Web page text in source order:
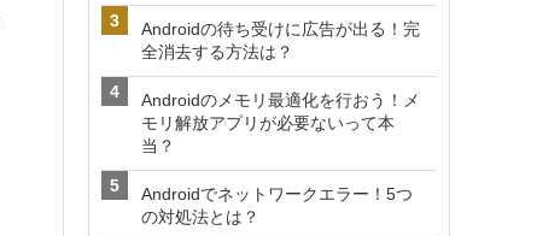
Androidの待ち受けに広告が出る！完
全消去する方法は？
Androidのメモリ最適化を行おう！メ
モリ解放アプリが必要ないって本
当？
Androidでネットワークエラー！5つ
の対処法とは？